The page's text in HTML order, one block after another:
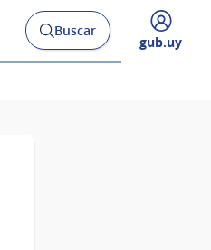
Abrir
buscador
Buscar
Desplegar
gub.uy